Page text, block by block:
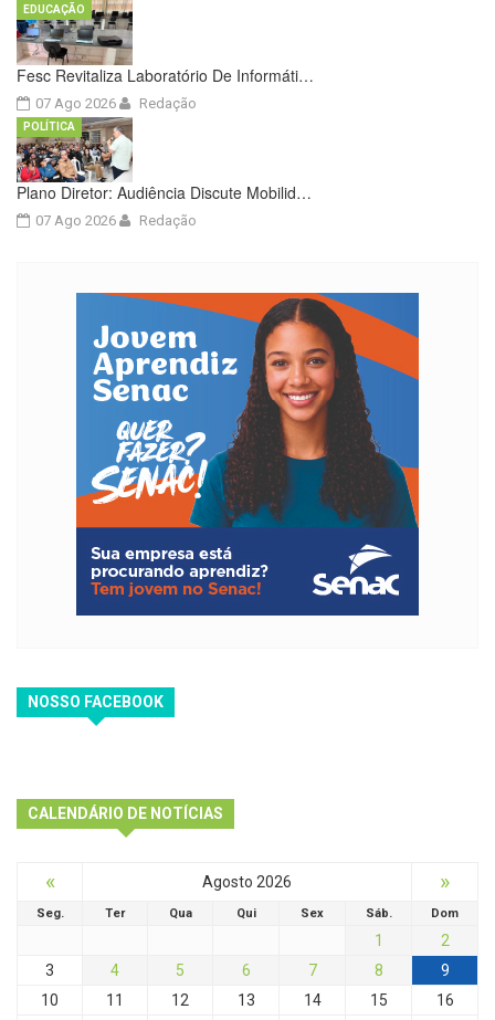
Fesc Revitaliza Laboratório De Informáti…
07 Ago 2026
EDUCAÇÃO
Redação
Plano Diretor: Audiência Discute Mobilid…
07 Ago 2026
POLÍTICA
Redação
NOSSO FACEBOOK
CALENDÁRIO DE NOTÍCIAS
« Agosto 2026 »
Seg. Ter Qua Qui Sex Sáb. Dom
1
2
3
4 5 6 7 8
9
10
11 12 13 14 15
16